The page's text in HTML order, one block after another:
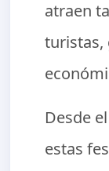
atraen
turistas,
Desde
estas